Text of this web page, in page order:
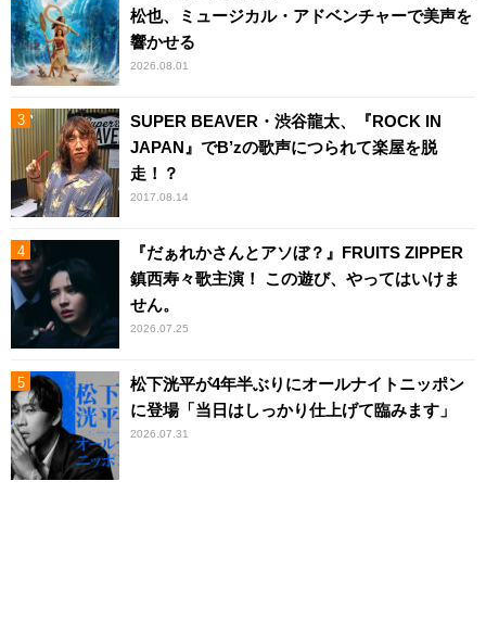
松也、ミュージカル・アドベンチャーで美声を
響かせる
2026.08.01
SUPER BEAVER・渋谷龍太、『ROCK IN
JAPAN』でB’zの歌声につられて楽屋を脱
走！？
2017.08.14
『だぁれかさんとアソぼ？』FRUITS ZIPPER
鎮西寿々歌主演！ この遊び、やってはいけま
せん。
2026.07.25
松下洸平が4年半ぶりにオールナイトニッポン
に登場「当日はしっかり仕上げて臨みます」
2026.07.31